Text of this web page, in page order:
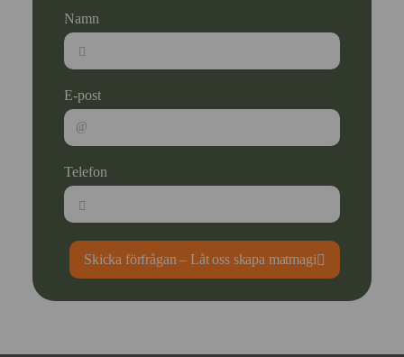
Namn
E-post
Telefon
Skicka förfrågan – Låt oss skapa matmagi